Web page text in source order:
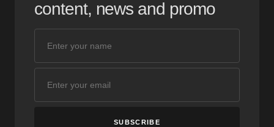
content, news and promo
SUBSCRIBE